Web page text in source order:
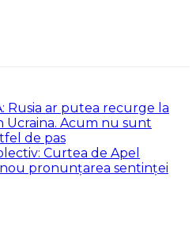
Rusia ar putea recurge la
Acum nu sunt
de pas
Curtea de Apel
pronunțarea sentinţei